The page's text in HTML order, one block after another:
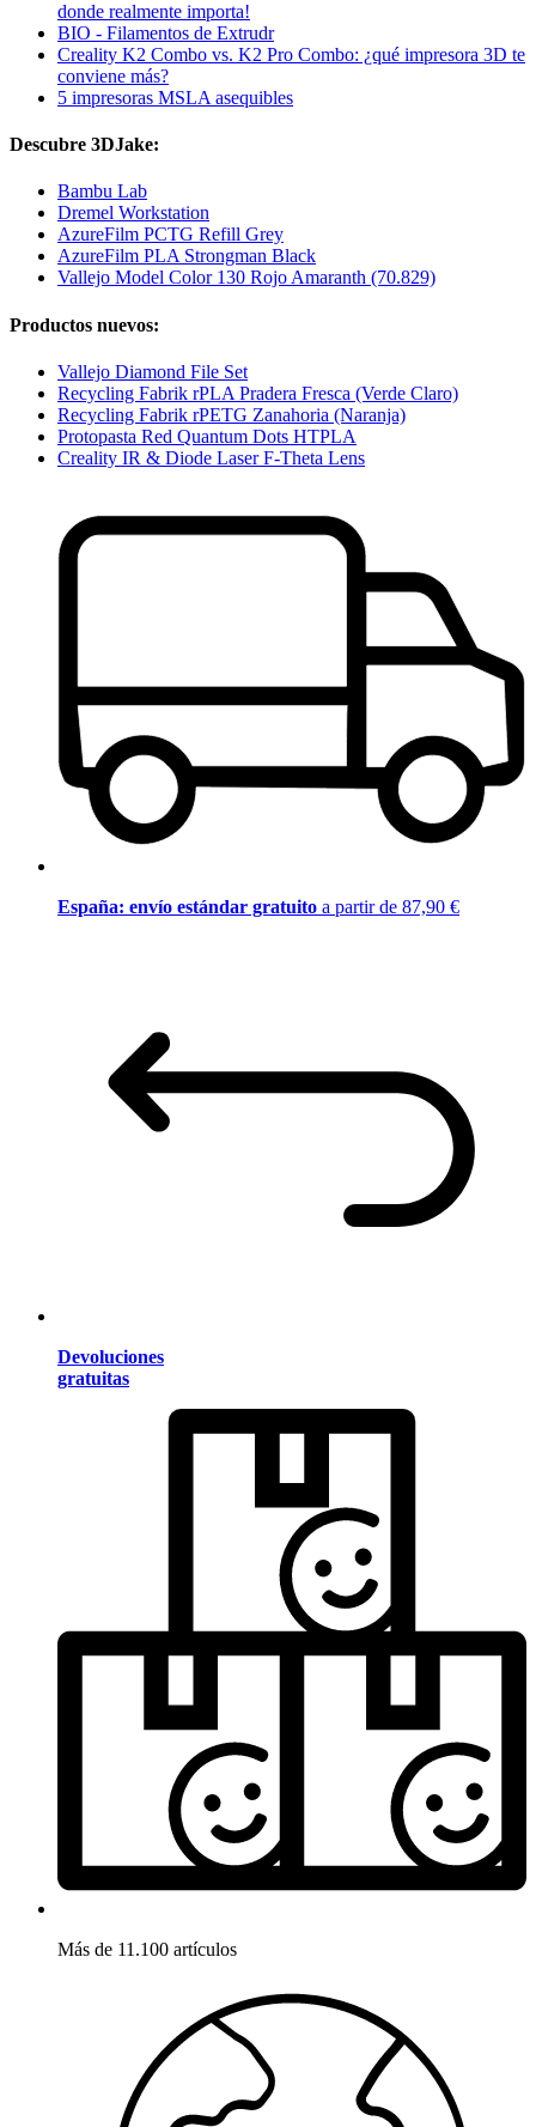
donde realmente importa!
BIO - Filamentos de Extrudr
Creality K2 Combo vs. K2 Pro Combo: ¿qué impresora 3D te
conviene más?
5 impresoras MSLA asequibles
Descubre 3DJake:
Bambu Lab
Dremel Workstation
AzureFilm PCTG Refill Grey
AzureFilm PLA Strongman Black
Vallejo Model Color 130 Rojo Amaranth (70.829)
Productos nuevos:
Vallejo Diamond File Set
Recycling Fabrik rPLA Pradera Fresca (Verde Claro)
Recycling Fabrik rPETG Zanahoria (Naranja)
Protopasta Red Quantum Dots HTPLA
Creality IR & Diode Laser F-Theta Lens
España: envío estándar gratuito a partir de 87,90 €
Devoluciones
gratuitas
Más de 11.100 artículos